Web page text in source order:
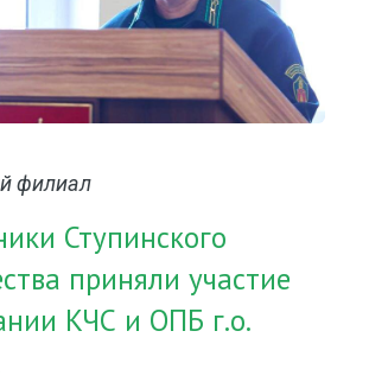
филиал
Ступинского
приняли участие
КЧС и ОПБ г.о.